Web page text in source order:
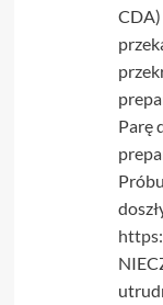
CDA)
Parę